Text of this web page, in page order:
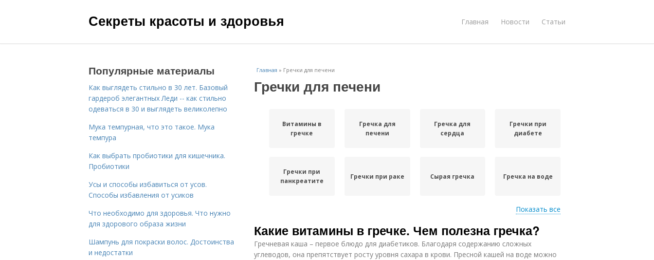
Секреты красоты и здоровья Главная Новости Статьи
Главная » Гречки для печени
Гречки для печени
Витамины в
гречке
Гречка для
печени
Гречка для
сердца
Гречки при
диабете
Гречки при
панкреатите
Гречки при раке Сырая гречка Гречка на воде
Показать все
Какие витамины в гречке. Чем полезна гречка?
Гречневая каша – первое блюдо для диабетиков. Благодаря содержанию сложных
углеводов, она препятствует росту уровня сахара в крови. Пресной кашей на воде можно
Популярные материалы
Как выглядеть стильно в 30 лет. Базовый
гардероб элегантных Леди -- как стильно
одеваться в 30 и выглядеть великолепно
Мука темпурная, что это такое. Мука
темпура
Как выбрать пробиотики для кишечника.
Пробиотики
Усы и способы избавиться от усов.
Способы избавления от усиков
Что необходимо для здоровья. Что нужно
для здорового образа жизни
Шампунь для покраски волос. Достоинства
и недостатки